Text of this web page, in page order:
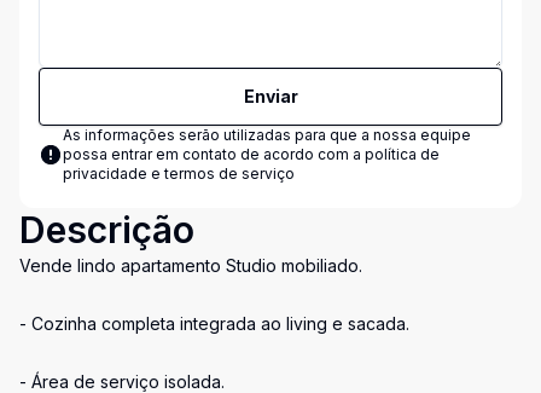
Enviar
As informações serão utilizadas para que a nossa equipe
possa entrar em contato de acordo com a política de
privacidade e termos de serviço
Descrição
Vende lindo apartamento Studio mobiliado.
- Cozinha completa integrada ao living e sacada.
- Área de serviço isolada.